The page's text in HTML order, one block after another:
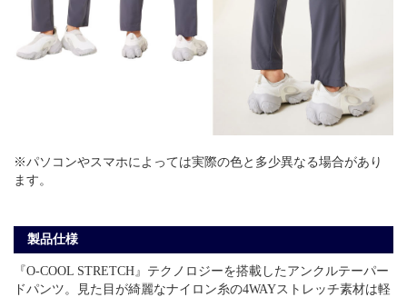
※パソコンやスマホによっては実際の色と多少異なる場合があり
ます。
製品仕様
『O-COOL STRETCH』テクノロジーを搭載したアンクルテーパー
ドパンツ。見た目が綺麗なナイロン糸の4WAYストレッチ素材は軽